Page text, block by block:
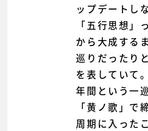
ップデートし
「五行思想」
から大成する
巡りだったり
を表していて
年間という一
「黄ノ歌」で
周期に入った